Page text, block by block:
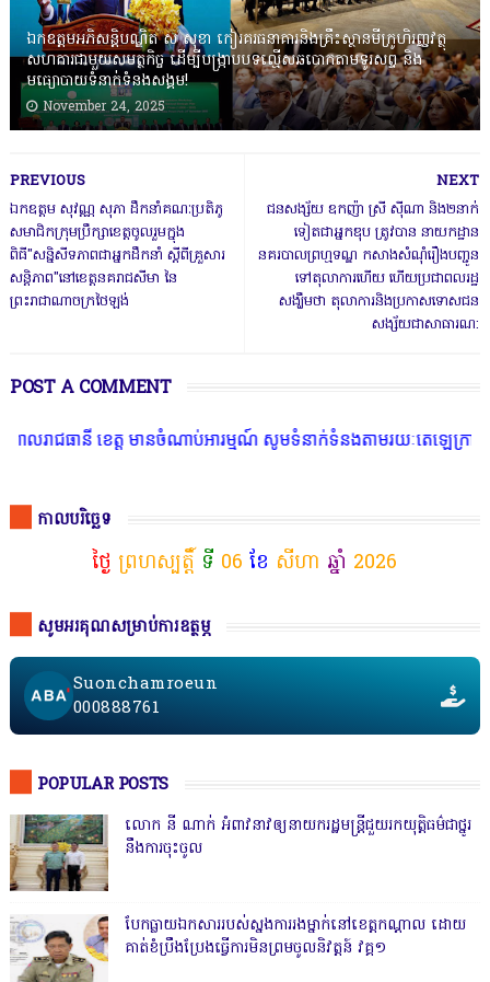
ឯកឧត្តមអភិសន្តិបណ្ឌិត ស សុខា កៀរគរធនាគារនិងគ្រឹះស្ថានមីក្រូហិរញ្ញវត្ថុ
សហការជាមួយសមត្ថកិច្ច ដើម្បីបង្ក្រាបបទល្មើសឆបោកតាមទូរសព្ទ និង
មធ្យោបាយទំនាក់ទំនងសង្គម!
November 24, 2025
NEXT
ជនសង្ស័យ ឧកញ៉ា ស្រី ស៉ីណា និង២នាក់
ទៀតជាអ្នកឌុប ត្រូវបាន នាយកដ្ឋាន
នគរបាលព្រហ្មទណ្ឌ កសាងសំណុំរឿងបញ្ជូន
ទៅតុលាការហើយ ហើយប្រជាពលរដ្ឋ
សង្ឃឹមថា តុលាការនិងប្រកាសទោសជន
សង្ស័យជាសាធារណ:
PREVIOUS
ឯកឧត្តម សុវណ្ណ សុភា ដឹកនាំគណៈប្រតិភូ
សមាជិកក្រុមប្រឹក្សាខេត្តចូលរួមក្នុង
ពិធី"សន្និសីទភាពជាអ្នកដឹកនាំ ស្តីពីគ្រួសារ
សន្តិភាព"នៅខេត្តនគរាជសីមា នៃ
ព្រះរាជាណាចក្រថៃឡង់
POST A COMMENT
េត្ត មានចំណាប់អារម្មណ៍ សូមទំនាក់ទំនងតាមរយៈតេឡេក្រាមលេខ 077 83
កាលបរិច្ឆេទ
ថ្ងៃ ព្រហស្បត្តិ៍ ទី 06 ខែ សីហា ឆ្នាំ 2026
សូមអរគុណសម្រាប់ការឧត្ថម្ភ
Suonchamroeun
000888761
POPULAR POSTS
លោក នី ណាក់ អំពាវនាវឲ្យនាយករដ្ឋមន្ត្រីជួយរកយុត្តិធម៌ជាថ្នូរ
នឹងការចុះចូល
បែកធ្លាយឯកសាររបស់ស្នងការរងម្នាក់នៅខេត្តកណ្ដាល ដោយ
គាត់ខំប្រឹងប្រែងធ្វើការមិនព្រមចូលនិវត្តន៍ វគ្គ១